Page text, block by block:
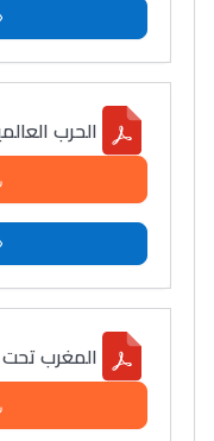
الحرب العالمية
المغرب